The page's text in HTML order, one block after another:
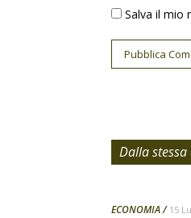
Salva il mio
Dalla
ECONOMIA 15